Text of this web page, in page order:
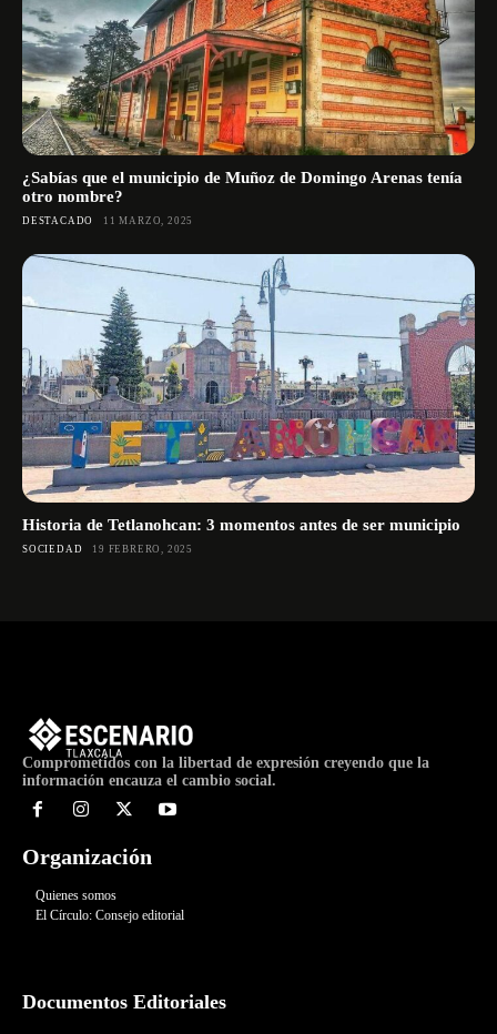
¿Sabías que el municipio de Muñoz de Domingo Arenas tenía
otro nombre?
DESTACADO 11 MARZO, 2025
Historia de Tetlanohcan: 3 momentos antes de ser municipio
SOCIEDAD 19 FEBRERO, 2025
Comprometidos con la libertad de expresión creyendo que la
información encauza el cambio social.
Organización
Quienes somos
El Círculo: Consejo editorial
Documentos Editoriales